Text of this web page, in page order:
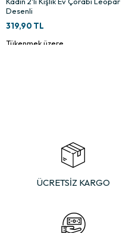
Desenli
319,90 TL
Tükenmek üzere
ÜCRETSİZ KARGO